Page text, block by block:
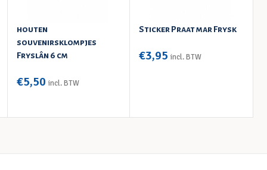
houten
souvenirsklompjes
Fryslân 6 cm
€5,50 incl. BTW
Sticker Praat mar Frysk
€3,95 incl. BTW